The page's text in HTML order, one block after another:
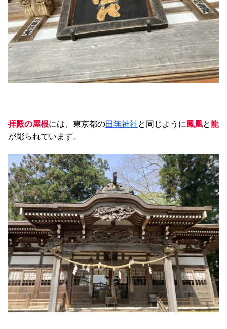
拝殿の屋根には、東京都の田無神社と同じように鳳凰と龍
が彫られています。